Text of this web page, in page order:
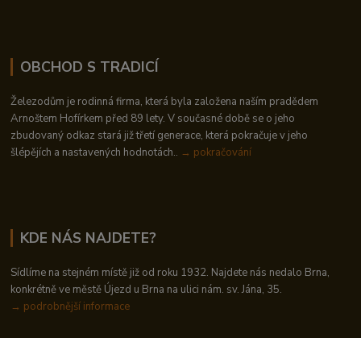
OBCHOD S TRADICÍ
Železodům je rodinná firma, která byla založena naším pradědem
Arnoštem Hofírkem před 89 lety. V současné době se o jeho
zbudovaný odkaz stará již třetí generace, která pokračuje v jeho
šlépějích a nastavených hodnotách.. → pokračování
KDE NÁS NAJDETE?
Sídlíme na stejném místě již od roku 1932. Najdete nás nedalo Brna,
konkrétně ve městě Újezd u Brna na ulici nám. sv. Jána, 35.
→ podrobnější informace